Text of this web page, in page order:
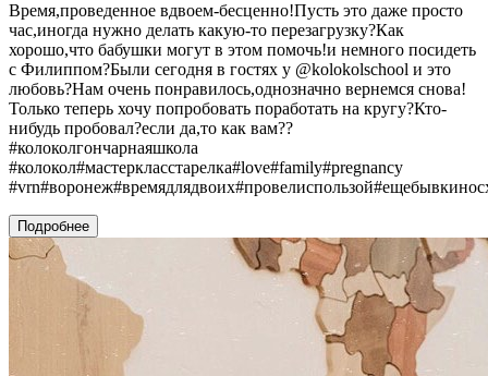
Время,проведенное вдвоем-бесценно!Пусть это даже просто
час,иногда нужно делать какую-то перезагрузку?Как
хорошо,что бабушки могут в этом помочь!и немного посидеть
с Филиппом?Были сегодня в гостях у @kolokolschool и это
любовь?Нам очень понравилось,однозначно вернемся снова!
Только теперь хочу попробовать поработать на кругу?Кто-
нибудь пробовал?если да,то как вам??
#колоколгончарнаяшкола
#колокол#мастеркласстарелка#love#family#pregnancy
Подробнее